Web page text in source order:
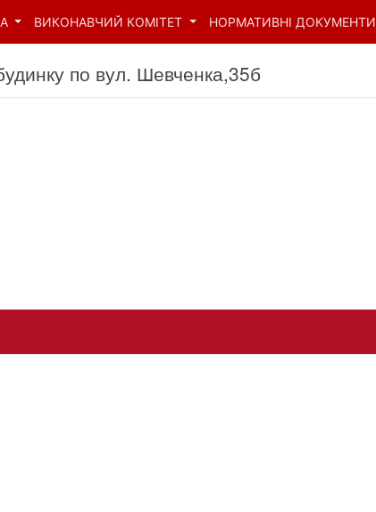
ВИКОНАВЧИЙ КОМІТЕТ НОРМАТИВНІ ДОКУМЕНТИ
по вул. Шевченка,35б